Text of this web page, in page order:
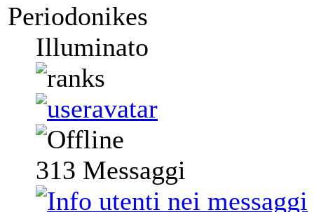
Periodonikes
Illuminato
313 Messaggi